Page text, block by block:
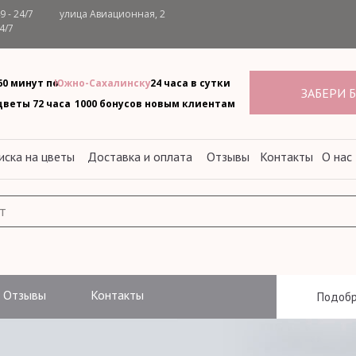
минут по
1000 бонусов новым клиентам
72 часа
Южно-Сахалинску
ЗАБЕРИ
24 часа в сутки
О нас
Доставка и оплата Отзывы Контакты
на цветы
- 24/7
7
улица Авиационная, 2
.
Отзывы Контакты